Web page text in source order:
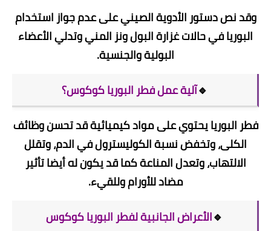
وقد نص دستور الأدوية الصيني على عدم جواز استخدام
البوريا في حالات غزارة البول ونز المني وتدلي الأعضاء
البولية والجنسية.
🔹آلية عمل فطر البوريا كوكوس؟
فطر البوريا يحتوي على مواد كيميائية قد تحسن وظائف
الكلى، وتخفض نسبة الكوليسترول في الدم، وتقلل
الالتهاب، وتعدل المناعة كما قد يكون له أيضا تأثير
مضاد للأورام وللقيء.
🔹الأعراض الجانبية لفطر البوريا كوكوس